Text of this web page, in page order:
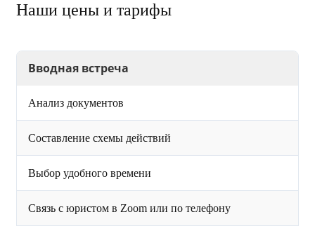
Наши цены и тарифы
Вводная встреча
Анализ документов
Составление схемы действий
Выбор удобного времени
Связь с юристом в Zoom или по телефону